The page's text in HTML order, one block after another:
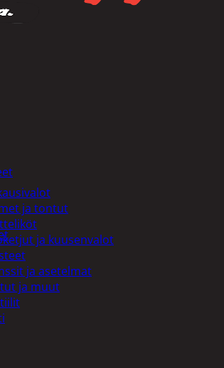
ja tontut
ja kuusenvalot
ja asetelmat
ja muut